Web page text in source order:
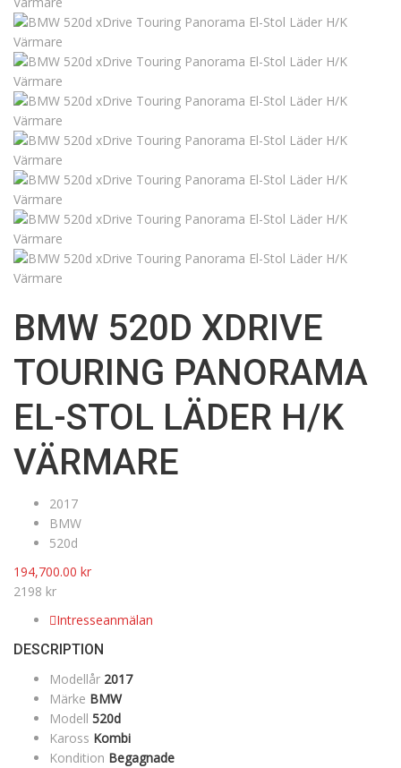
BMW 520D XDRIVE
TOURING PANORAMA
EL-STOL LÄDER H/K
VÄRMARE
2017
BMW
520d
194,700.00 kr
2198 kr
Intresseanmälan
DESCRIPTION
Modellår 2017
Märke BMW
Modell 520d
Kaross Kombi
Kondition Begagnade